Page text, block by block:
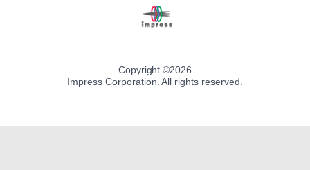
Copyright ©2026
Impress Corporation. All rights reserved.